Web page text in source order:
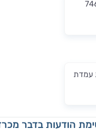
עמדת
הודעות בדבר